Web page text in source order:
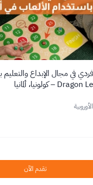
في مجال الإبداع والتعليم
تقدم الآن